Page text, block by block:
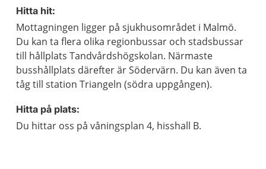
Hitta hit:
Mottagningen ligger på sjukhusområdet i Malmö.
Du kan ta flera olika regionbussar och stadsbussar
till hållplats Tandvårdshögskolan. Närmaste
busshållplats därefter är Södervärn. Du kan även ta
tåg till station Triangeln (södra uppgången).
Hitta på plats:
Du hittar oss på våningsplan 4, hisshall B.